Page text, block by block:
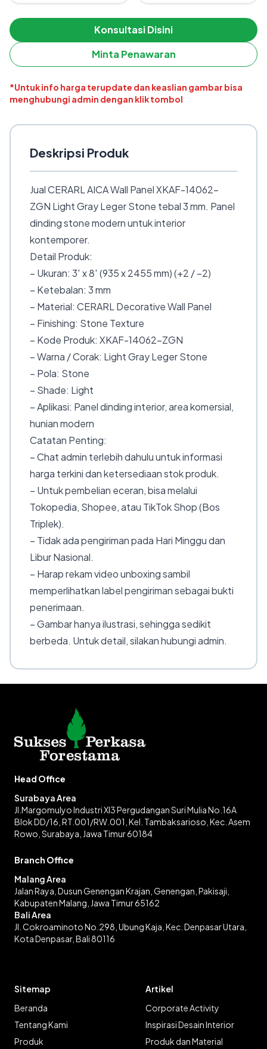
Konsultasi Disini
Minta Penawaran
*Untuk info harga terupdate dan keaslian gambar bisa
menghubungi admin dengan klik tombol
Deskripsi Produk
Jual CERARL AICA Wall Panel XKAF-14062-
ZGN Light Gray Leger Stone tebal 3 mm. Panel
dinding stone modern untuk interior
kontemporer.
Detail Produk:
– Ukuran: 3′ x 8′ (935 x 2455 mm) (+2 / −2)
– Ketebalan: 3 mm
– Material: CERARL Decorative Wall Panel
– Finishing: Stone Texture
– Kode Produk: XKAF-14062-ZGN
– Warna / Corak: Light Gray Leger Stone
– Pola: Stone
– Shade: Light
– Aplikasi: Panel dinding interior, area komersial,
hunian modern
Catatan Penting:
– Chat admin terlebih dahulu untuk informasi
harga terkini dan ketersediaan stok produk.
– Untuk pembelian eceran, bisa melalui
Tokopedia, Shopee, atau TikTok Shop (Bos
Triplek).
– Tidak ada pengiriman pada Hari Minggu dan
Libur Nasional.
– Harap rekam video unboxing sambil
memperlihatkan label pengiriman sebagai bukti
penerimaan.
– Gambar hanya ilustrasi, sehingga sedikit
berbeda. Untuk detail, silakan hubungi admin.
Head Office
Surabaya Area
Jl.Margomulyo Industri XI3 Pergudangan Suri Mulia No.16A
Blok DD/16, RT.001/RW.001, Kel. Tambaksarioso, Kec. Asem
Rowo, Surabaya, Jawa Timur 60184
Branch Office
Malang Area
Jalan Raya, Dusun Genengan Krajan, Genengan, Pakisaji,
Kabupaten Malang, Jawa Timur 65162
Bali Area
Jl. Cokroaminoto No.298, Ubung Kaja, Kec. Denpasar Utara,
Kota Denpasar, Bali 80116
Sitemap
Beranda
Tentang Kami
Produk
Artikel
Corporate Activity
Inspirasi Desain Interior
Produk dan Material